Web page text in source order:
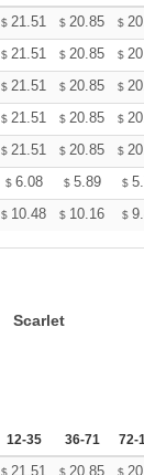
$ 21.51 $ 20.85 $
$ 21.51 $ 20.85 $
$ 21.51 $ 20.85 $
$ 21.51 $ 20.85 $
$ 21.51 $ 20.85 $
$ 6.08 $ 5.89 $
$ 10.48 $ 10.16 $
Scarlet
12-35 36-71 72-
$ 21.51 $ 20.85 $